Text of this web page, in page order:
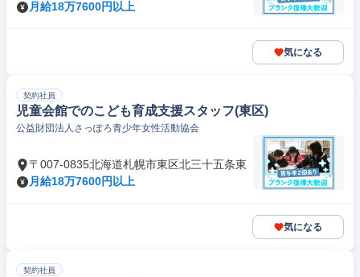
月給18万7600円以上
気になる
契約社員
児童会館でのこども育成支援スタッフ(東区)
公益財団法人さっぽろ青少年女性活動協会
〒007-0835北海道札幌市東区北三十五条東
月給18万7600円以上
気になる
契約社員